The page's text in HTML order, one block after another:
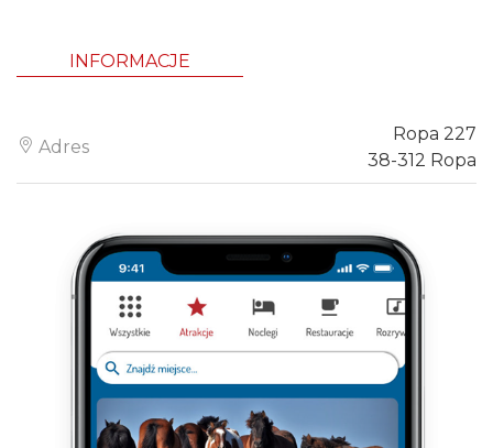
INFORMACJE
Adres
Ropa 227
38-312 Ropa